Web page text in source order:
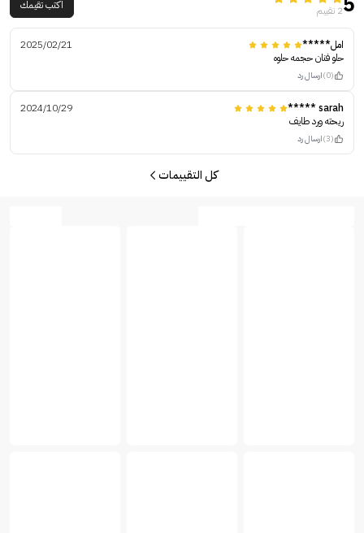
2 تقييم اكتب تقيمك
امل*****
2025/02/21
حلو فنان حجمه حلوه
(0) ارسال رد
sarah *****
2024/10/29
ريحته ورد طايف
(3) ارسال رد
كل التقييمات